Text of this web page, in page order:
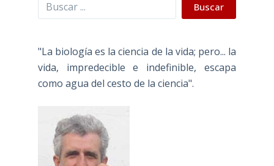
Buscar
"La biología es la ciencia de la vida; pero... la
vida, impredecible e indefinible, escapa
como agua del cesto de la ciencia".